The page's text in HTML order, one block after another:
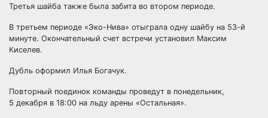
Третья шайба также была забита во втором периоде.
В третьем периоде «Эко-Нива» отыграла одну шайбу на 53-й
минуте. Окончательный счет встречи установил Максим
Киселев.
Дубль оформил Илья Богачук.
Повторный поединок команды проведут в понедельник,
5 декабря в 18:00 на льду арены «Остальная».